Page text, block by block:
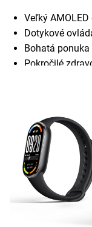
Veľký AMOLED
Dotykové
Bohatá
Pokročilé
Jednoduché
Desiatky
Cenová